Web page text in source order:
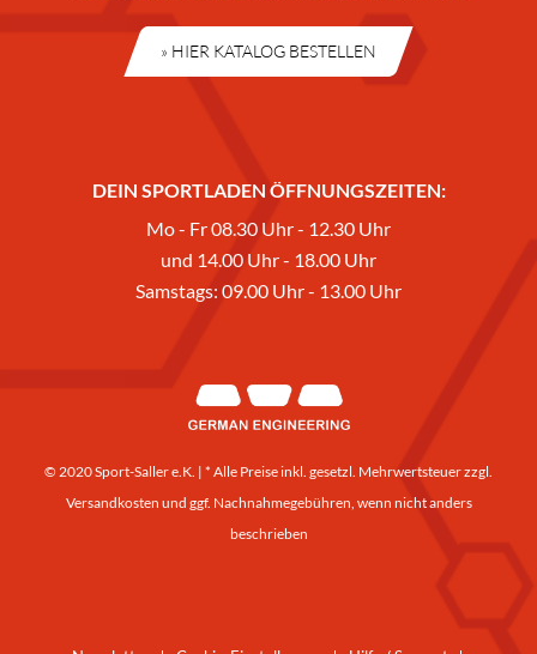
» HIER KATALOG BESTELLEN
DEIN SPORTLADEN ÖFFNUNGSZEITEN:
Mo - Fr 08.30 Uhr - 12.30 Uhr
und 14.00 Uhr - 18.00 Uhr
Samstags: 09.00 Uhr - 13.00 Uhr
© 2020 Sport-Saller e.K. | * Alle Preise inkl. gesetzl. Mehrwertsteuer zzgl.
Versandkosten und ggf. Nachnahmegebühren, wenn nicht anders
beschrieben